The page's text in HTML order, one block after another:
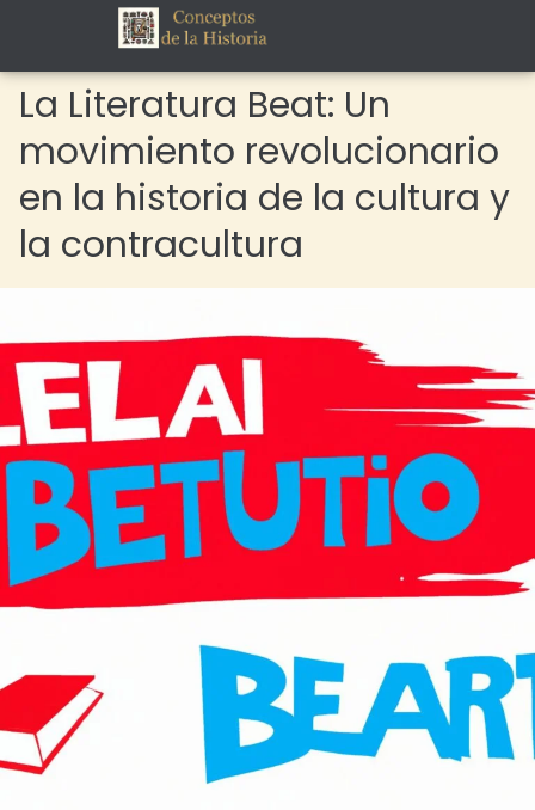
La Literatura Beat: Un
movimiento revolucionario
en la historia de la cultura y
la contracultura